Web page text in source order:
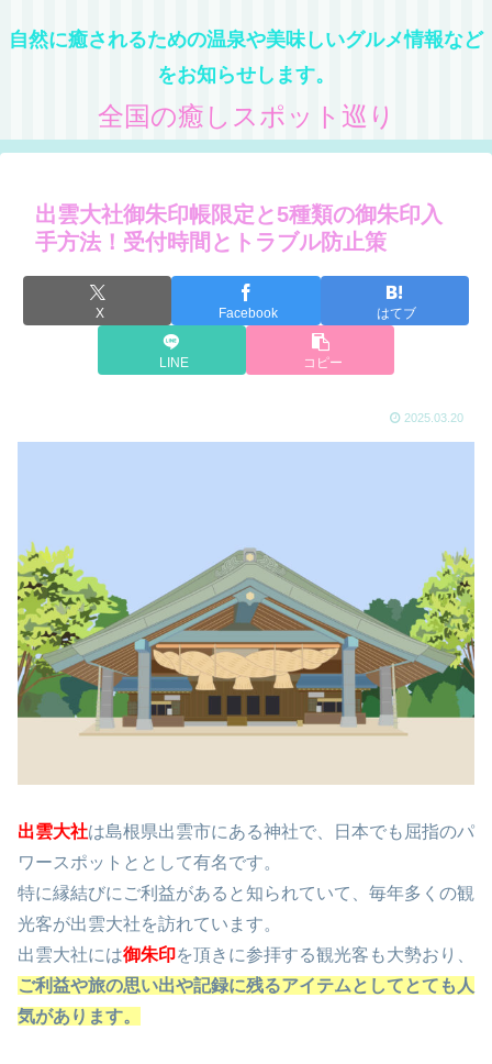
自然に癒されるための温泉や美味しいグルメ情報など
をお知らせします。
全国の癒しスポット巡り
出雲大社御朱印帳限定と5種類の御朱印入
手方法！受付時間とトラブル防止策
X Facebook はてブ
LINE コピー
2025.03.20
出雲大社は島根県出雲市にある神社で、日本でも屈指のパ
ワースポットととして有名です。
特に縁結びにご利益があると知られていて、毎年多くの観
光客が出雲大社を訪れています。
出雲大社には御朱印を頂きに参拝する観光客も大勢おり、
ご利益や旅の思い出や記録に残るアイテムとしてとても人
気があります。